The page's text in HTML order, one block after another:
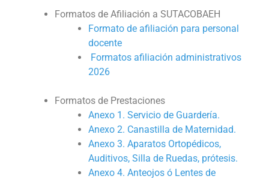
Formatos de Afiliación a SUTACOBAEH
Formato de afiliación para personal
docente
Formatos afiliación administrativos
2026
Formatos de Prestaciones
Anexo 1. Servicio de Guardería.
Anexo 2. Canastilla de Maternidad.
Anexo 3. Aparatos Ortopédicos,
Auditivos, Silla de Ruedas, prótesis.
Anexo 4. Anteojos ó Lentes de